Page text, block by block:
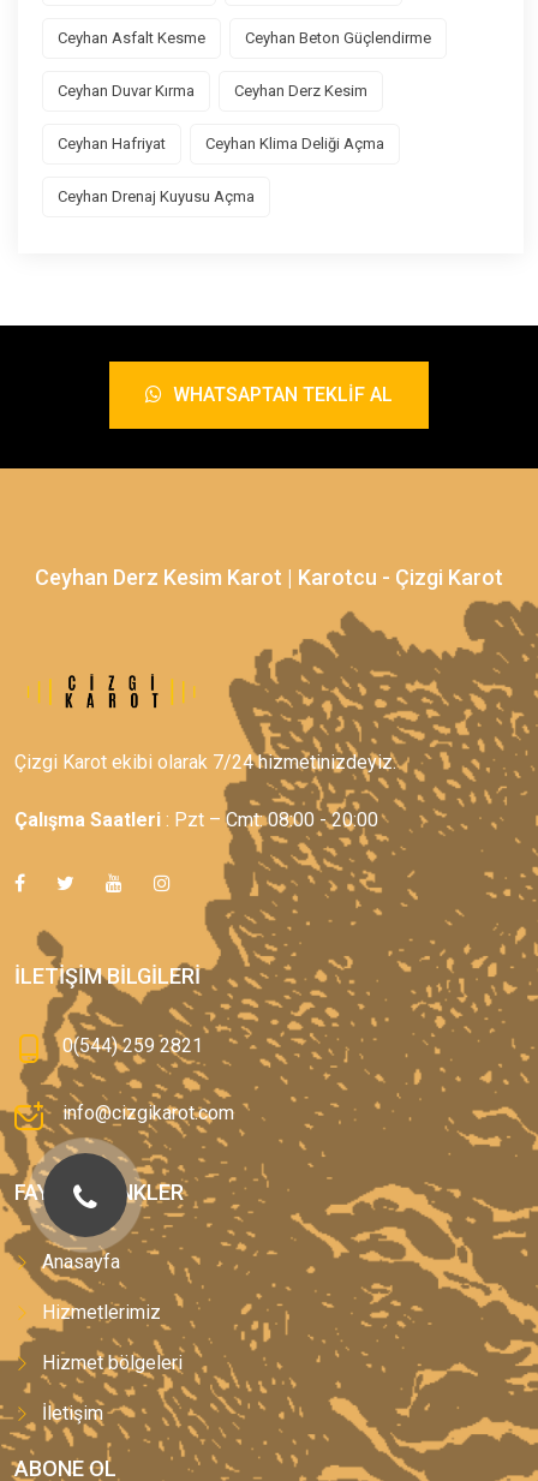
Ceyhan Asfalt Kesme Ceyhan Beton Güçlendirme
Ceyhan Duvar Kırma Ceyhan Derz Kesim
Ceyhan Hafriyat Ceyhan Klima Deliği Açma
Ceyhan Drenaj Kuyusu Açma
WHATSAPTAN TEKLIF AL
Ceyhan Derz Kesim Karot | Karotcu - Çizgi Karot
Çizgi Karot ekibi olarak 7/24 hizmetinizdeyiz.
Çalışma Saatleri : Pzt – Cmt: 08:00 - 20:00
İLETIŞIM BILGILERI
0(544) 259 2821
info@cizgikarot.com
FAYDALI LINKLER
Anasayfa
Hizmetlerimiz
Hizmet bölgeleri
İletişim
ABONE OL